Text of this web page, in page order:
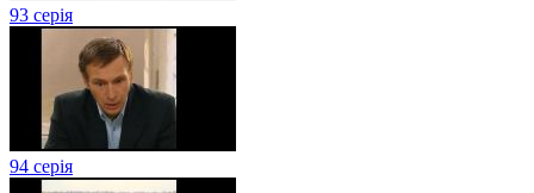
93 серія
94 серія